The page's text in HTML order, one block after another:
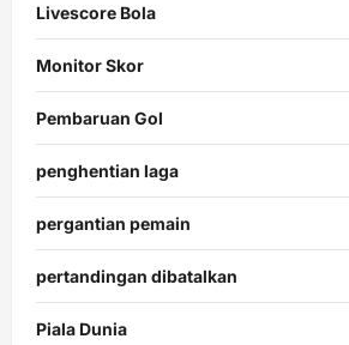
Livescore Bola
Monitor Skor
Pembaruan Gol
penghentian laga
pergantian pemain
pertandingan dibatalkan
Piala Dunia